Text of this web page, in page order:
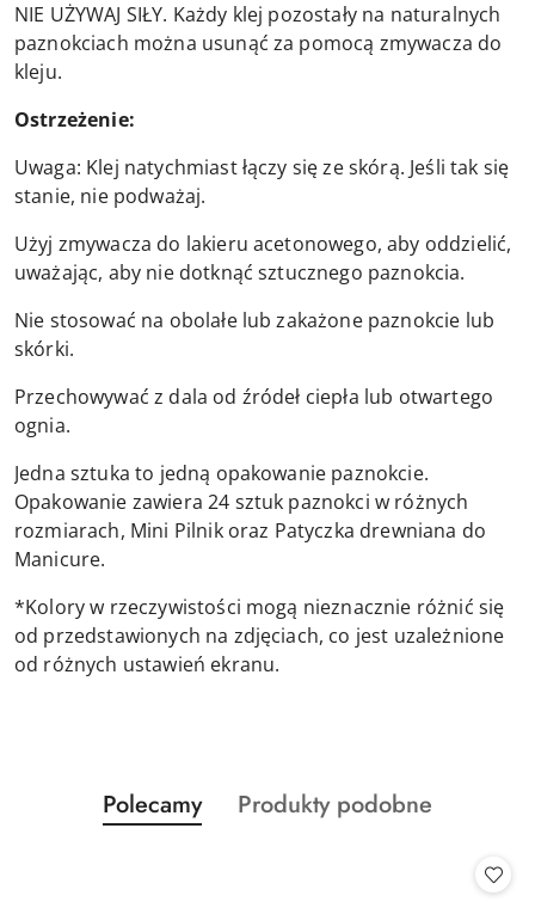
NIE UŻYWAJ SIŁY. Każdy klej pozostały na naturalnych
paznokciach można usunąć za pomocą zmywacza do
kleju.
Ostrzeżenie:
Uwaga: Klej natychmiast łączy się ze skórą. Jeśli tak się
stanie, nie podważaj.
Użyj zmywacza do lakieru acetonowego, aby oddzielić,
uważając, aby nie dotknąć sztucznego paznokcia.
Nie stosować na obolałe lub zakażone paznokcie lub
skórki.
Przechowywać z dala od źródeł ciepła lub otwartego
ognia.
Jedna sztuka to jedną opakowanie paznokcie.
Opakowanie zawiera 24 sztuk paznokci w różnych
rozmiarach, Mini Pilnik oraz Patyczka drewniana do
Manicure.
*Kolory w rzeczywistości mogą nieznacznie różnić się
od przedstawionych na zdjęciach, co jest uzależnione
od różnych ustawień ekranu.
Pomiń karuzelę produktów
Produkty
o
Polecamy
Produkty
Produkty podobne